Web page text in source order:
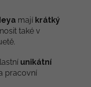
mají krátký
také v
unikátní
pracovní